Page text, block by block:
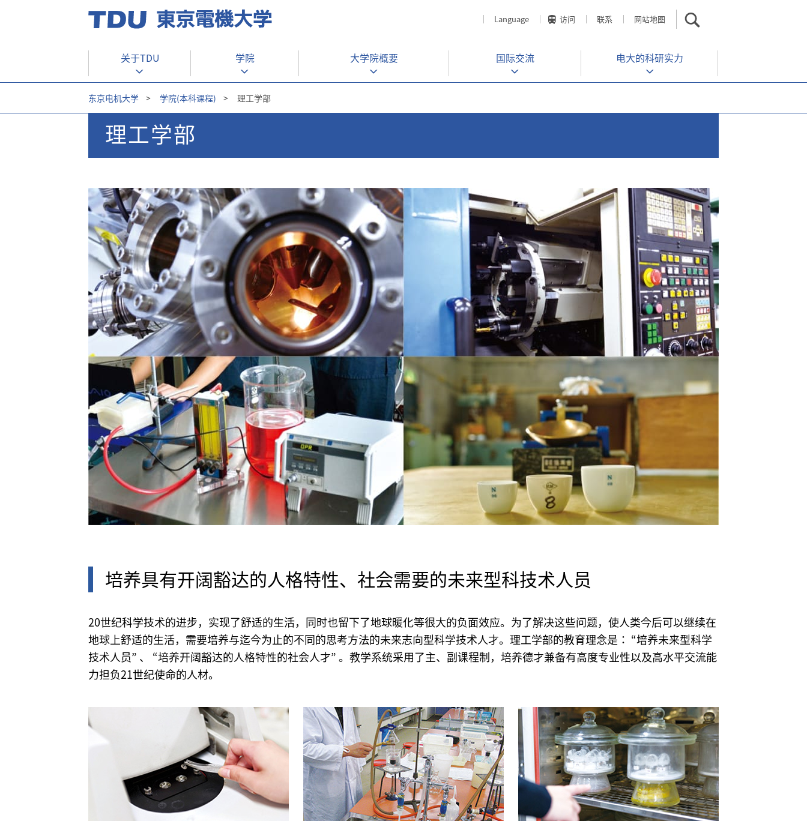
Language 访问 联系 网站地图
关于TDU 学院 ⼤学院概要 国际交流 电大的科研实力
东京电机大学 > 学院(本科课程) > 理工学部
理工学部
培养具有开阔豁达的人格特性、社会需要的未来型科技术人员
20世纪科学技术的进步，实现了舒适的生活，同时也留下了地球暖化等很大的负面效应。为了解决这些问题，使人类今后可以继续在
地球上舒适的生活，需要培养与迄今为止的不同的思考方法的未来志向型科学技术人才。理工学部的教育理念是： “培养未来型科学
技术人员” 、 “培养开阔豁达的人格特性的社会人才” 。教学系统采用了主、副课程制，培养德才兼备有高度专业性以及高水平交流能
力担负21世纪使命的人材。